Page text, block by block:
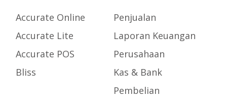
Accurate Online
Accurate Lite
Accurate POS
Bliss
Penjualan
Laporan Keuangan
Perusahaan
Kas & Bank
Pembelian